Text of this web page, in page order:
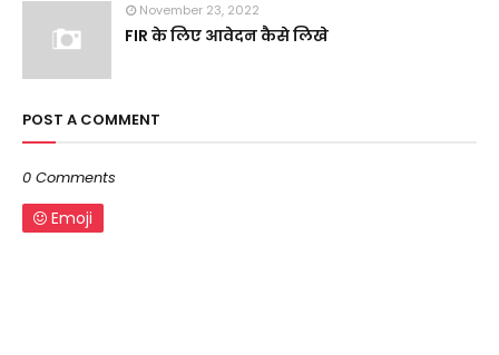
November 23, 2022
FIR के लिए आवेदन कैसे लिखे
POST A COMMENT
0 Comments
Emoji